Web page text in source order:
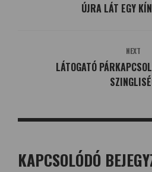
ÚJRA LÁT EGY
NEXT
LÁTOGATÓ
KAPCSOLÓDÓ